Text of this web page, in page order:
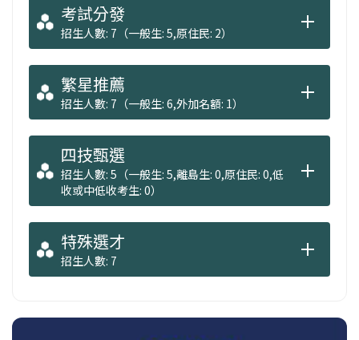
考試分發
招生人數: 7（一般生: 5,原住民: 2）
繁星推薦
招生人數: 7（一般生: 6,外加名額: 1）
四技甄選
招生人數: 5（一般生: 5,離島生: 0,原住民: 0,低
收或中低收考生: 0）
特殊選才
招生人數: 7